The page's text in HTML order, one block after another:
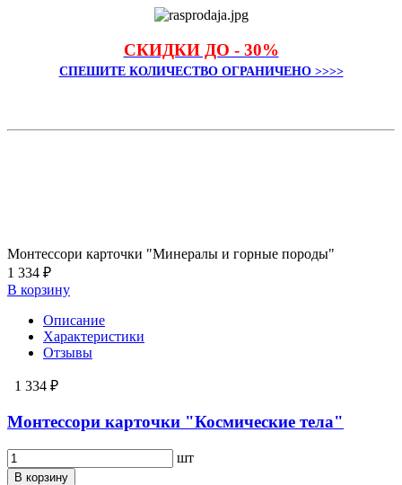
СКИДКИ ДО - 30%
СПЕШИТЕ КОЛИЧЕСТВО ОГРАНИЧЕНО >>>>
Монтессори карточки "Минералы и горные породы"
1 334 ₽
В корзину
Описание
Характеристики
Отзывы
1 334 ₽
Монтессори карточки "Космические тела"
шт
В корзину